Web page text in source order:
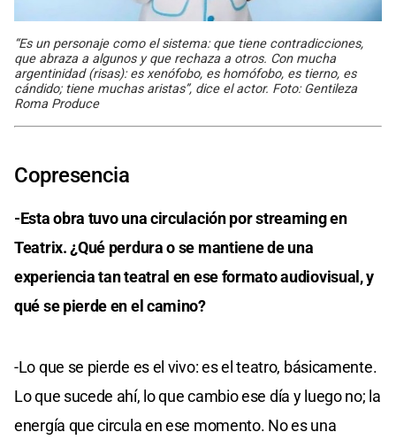
“Es un personaje como el sistema: que tiene contradicciones,
que abraza a algunos y que rechaza a otros. Con mucha
argentinidad (risas): es xenófobo, es homófobo, es tierno, es
cándido; tiene muchas aristas”, dice el actor. Foto: Gentileza
Roma Produce
Copresencia
-Esta obra tuvo una circulación por streaming en
Teatrix. ¿Qué perdura o se mantiene de una
experiencia tan teatral en ese formato audiovisual, y
qué se pierde en el camino?
-Lo que se pierde es el vivo: es el teatro, básicamente.
Lo que sucede ahí, lo que cambio ese día y luego no; la
energía que circula en ese momento. No es una